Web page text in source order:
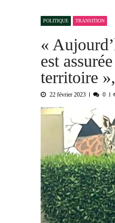
POLITIQUE TRANSITION
«
est
territoire
22 février 2023 0